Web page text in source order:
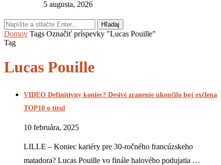
5 augusta, 2026
Hľadaj
Domov Tags Označiť príspevky "Lucas Pouille"
Tag
Lucas Pouille
VIDEO Definitívny koniec? Desivé zranenie ukončilo boj exčlena
TOP10 o titul
10 februára, 2025
LILLE – Koniec kariéry pre 30-ročného francúzskeho
matadora? Lucas Pouille vo finále halového podujatia …